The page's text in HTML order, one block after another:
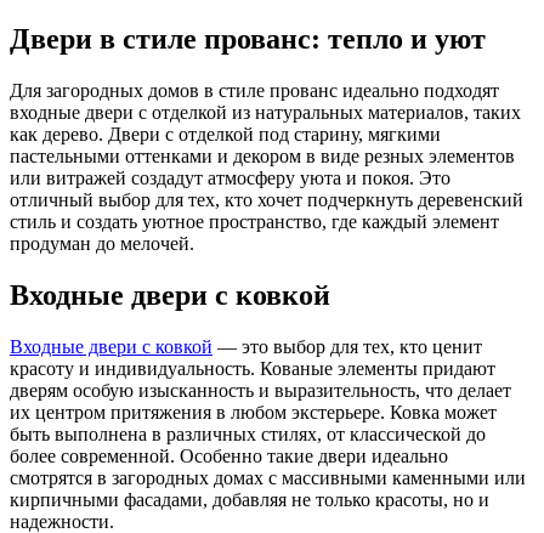
Двери в стиле прованс: тепло и уют
Для загородных домов в стиле прованс идеально подходят
входные двери с отделкой из натуральных материалов, таких
как дерево. Двери с отделкой под старину, мягкими
пастельными оттенками и декором в виде резных элементов
или витражей создадут атмосферу уюта и покоя. Это
отличный выбор для тех, кто хочет подчеркнуть деревенский
стиль и создать уютное пространство, где каждый элемент
продуман до мелочей.
Входные двери с ковкой
Входные двери с ковкой — это выбор для тех, кто ценит
красоту и индивидуальность. Кованые элементы придают
дверям особую изысканность и выразительность, что делает
их центром притяжения в любом экстерьере. Ковка может
быть выполнена в различных стилях, от классической до
более современной. Особенно такие двери идеально
смотрятся в загородных домах с массивными каменными или
кирпичными фасадами, добавляя не только красоты, но и
надежности.